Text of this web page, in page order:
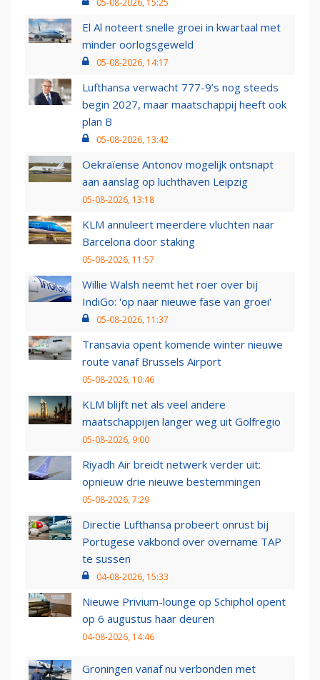
El Al noteert snelle groei in kwartaal met
minder oorlogsgeweld
05-08-2026, 14:17
Lufthansa verwacht 777-9’s nog steeds
begin 2027, maar maatschappij heeft ook
plan B
05-08-2026, 13:42
Oekraïense Antonov mogelijk ontsnapt
aan aanslag op luchthaven Leipzig
05-08-2026, 13:18
KLM annuleert meerdere vluchten naar
Barcelona door staking
05-08-2026, 11:57
Willie Walsh neemt het roer over bij
IndiGo: 'op naar nieuwe fase van groei'
05-08-2026, 11:37
Transavia opent komende winter nieuwe
route vanaf Brussels Airport
05-08-2026, 10:46
KLM blijft net als veel andere
maatschappijen langer weg uit Golfregio
05-08-2026, 9:00
Riyadh Air breidt netwerk verder uit:
opnieuw drie nieuwe bestemmingen
05-08-2026, 7:29
Directie Lufthansa probeert onrust bij
Portugese vakbond over overname TAP
te sussen
04-08-2026, 15:33
Nieuwe Privium-lounge op Schiphol opent
op 6 augustus haar deuren
04-08-2026, 14:46
Groningen vanaf nu verbonden met